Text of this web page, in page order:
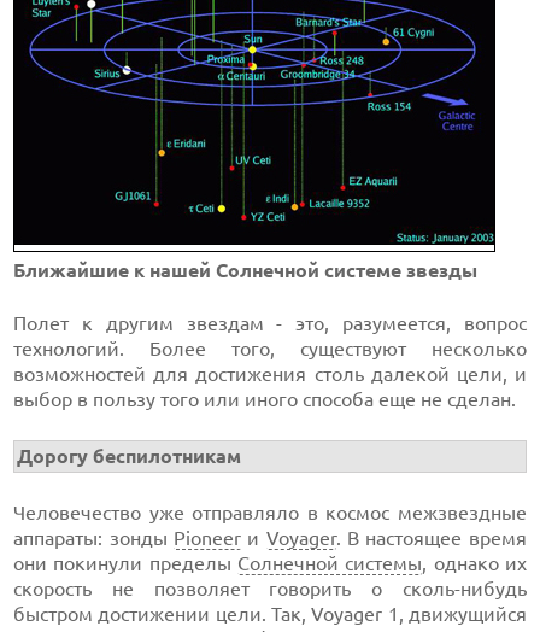
Ближайшие к нашей Солнечной системе звезды
Полет к другим звездам - это, разумеется, вопрос
технологий. Более того, существуют несколько
возможностей для достижения столь далекой цели, и
выбор в пользу того или иного способа еще не сделан.
Дорогу беспилотникам
Человечество уже отправляло в космос межзвездные
аппараты: зонды Pioneerи Voyager. В настоящее время
они покинули пределы Солнечной системы, однако их
скорость не позволяет говорить о сколь-нибудь
быстром достижении цели. Так, Voyager 1, движущийся